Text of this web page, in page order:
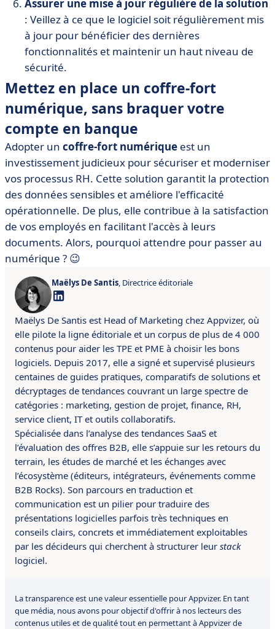
Assurer une mise à jour régulière de la solution
: Veillez à ce que le logiciel soit régulièrement mis
à jour pour bénéficier des dernières
fonctionnalités et maintenir un haut niveau de
sécurité.
Mettez en place un coffre-fort
numérique, sans braquer votre
compte en banque
Adopter un coffre-fort numérique est un
investissement judicieux pour sécuriser et moderniser
vos processus RH. Cette solution garantit la protection
des données sensibles et améliore l'efficacité
opérationnelle. De plus, elle contribue à la satisfaction
de vos employés en facilitant l'accès à leurs
documents. Alors, pourquoi attendre pour passer au
numérique ? 😉
Maëlys De Santis, Directrice éditoriale
Maëlys De Santis est Head of Marketing chez Appvizer, où
elle pilote la ligne éditoriale et un corpus de plus de 4 000
contenus pour aider les TPE et PME à choisir les bons
logiciels. Depuis 2017, elle a signé et supervisé plusieurs
centaines de guides pratiques, comparatifs de solutions et
décryptages de tendances couvrant un large spectre de
catégories : marketing, gestion de projet, finance, RH,
service client, IT et outils collaboratifs.
Spécialisée dans l’analyse des tendances SaaS et
l’évaluation des offres B2B, elle s’appuie sur les retours du
terrain, les études de marché et les échanges avec
l’écosystème (éditeurs, intégrateurs, événements comme
B2B Rocks). Son parcours en traduction et
communication est un pilier pour traduire des
présentations logicielles parfois très techniques en
conseils clairs, concrets et immédiatement exploitables
par les décideurs qui cherchent à structurer leur stack
logiciel.
La transparence est une valeur essentielle pour Appvizer. En tant
que média, nous avons pour objectif d'offrir à nos lecteurs des
contenus utiles et de qualité tout en permettant à Appvizer de